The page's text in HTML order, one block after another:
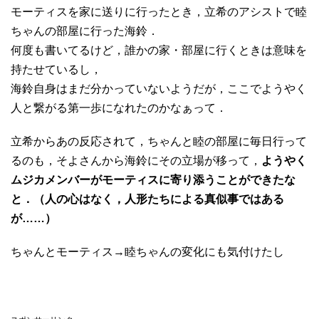
モーティスを家に送りに行ったとき，立希のアシストで睦
ちゃんの部屋に行った海鈴．
何度も書いてるけど，誰かの家・部屋に行くときは意味を
持たせているし，
海鈴自身はまだ分かっていないようだが，ここでようやく
人と繋がる第一歩になれたのかなぁって．
立希からあの反応されて，ちゃんと睦の部屋に毎日行って
るのも，そよさんから海鈴にその立場が移って， ようやく
ムジカメンバーがモーティスに寄り添うことができたな
と．（人の心はなく，人形たちによる真似事ではある
が……）
ちゃんとモーティス→睦ちゃんの変化にも気付けたし